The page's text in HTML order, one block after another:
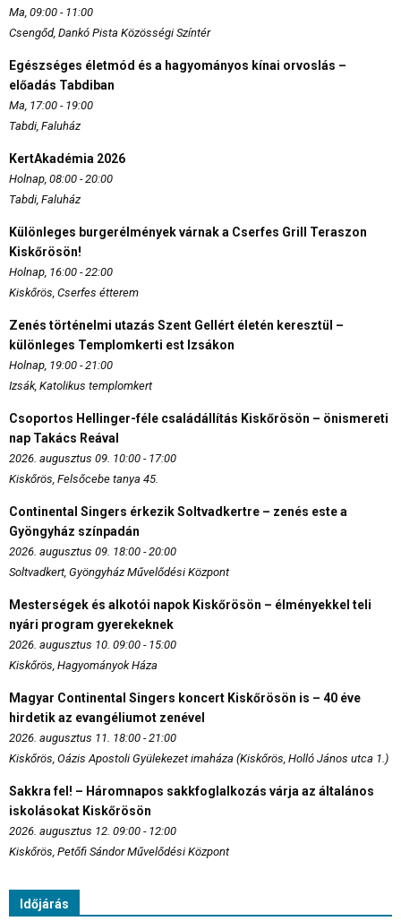
Ma, 09:00 - 11:00
Csengőd, Dankó Pista Közösségi Színtér
Egészséges életmód és a hagyományos kínai orvoslás –
előadás Tabdiban
Ma, 17:00 - 19:00
Tabdi, Faluház
KertAkadémia 2026
Holnap, 08:00 - 20:00
Tabdi, Faluház
Különleges burgerélmények várnak a Cserfes Grill Teraszon
Kiskőrösön!
Holnap, 16:00 - 22:00
Kiskőrös, Cserfes étterem
Zenés történelmi utazás Szent Gellért életén keresztül –
különleges Templomkerti est Izsákon
Holnap, 19:00 - 21:00
Izsák, Katolikus templomkert
Csoportos Hellinger-féle családállítás Kiskőrösön – önismereti
nap Takács Reával
2026. augusztus 09. 10:00 - 17:00
Kiskőrös, Felsőcebe tanya 45.
Continental Singers érkezik Soltvadkertre – zenés este a
Gyöngyház színpadán
2026. augusztus 09. 18:00 - 20:00
Soltvadkert, Gyöngyház Művelődési Központ
Mesterségek és alkotói napok Kiskőrösön – élményekkel teli
nyári program gyerekeknek
2026. augusztus 10. 09:00 - 15:00
Kiskőrös, Hagyományok Háza
Magyar Continental Singers koncert Kiskőrösön is – 40 éve
hirdetik az evangéliumot zenével
2026. augusztus 11. 18:00 - 21:00
Kiskőrös, Oázis Apostoli Gyülekezet imaháza (Kiskőrös, Holló János utca 1.)
Sakkra fel! – Háromnapos sakkfoglalkozás várja az általános
iskolásokat Kiskőrösön
2026. augusztus 12. 09:00 - 12:00
Kiskőrös, Petőfi Sándor Művelődési Központ
Időjárás